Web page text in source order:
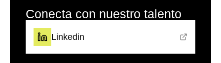
Conecta con nuestro talento
Linkedin